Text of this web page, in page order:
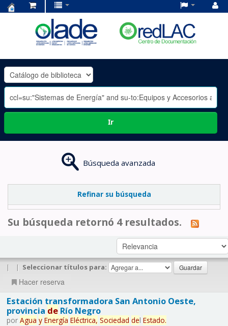
OLADE
-
Ir
Búsqueda avanzada
Refinar su búsqueda
Su búsqueda retornó 4 resultados.
| | Seleccionar títulos para:
Hacer reserva
Estación transformadora San Antonio Oeste,
provincia deRío Negro
por Agua y Energía Eléctrica, Sociedad del Estado.